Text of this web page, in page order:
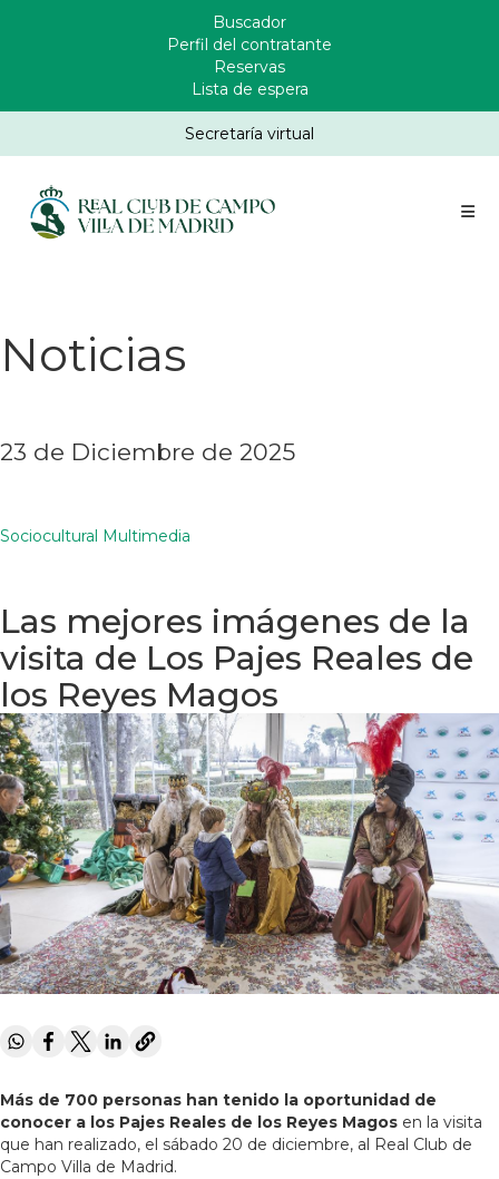
Enlaces
Header
Buscador
Perfil del contratante
Reservas
Lista de espera
Secretaría virtual
Noticias
23 de Diciembre de 2025
Sociocultural Multimedia
Las mejores imágenes de la
visita de Los Pajes Reales de
los Reyes Magos
Más de 700 personas han tenido la oportunidad de
conocer a los Pajes Reales de los Reyes Magos en la visita
que han realizado, el sábado 20 de diciembre, al Real Club de
Campo Villa de Madrid.